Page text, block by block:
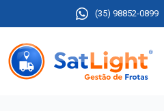
(35) 98852-0899